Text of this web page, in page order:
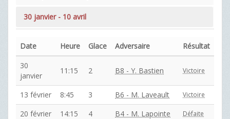
30 janvier - 10 avril
Date Heure Glace Adversaire
Résultat
30
janvier
11:15 2 B8 - Y. Bastien Victoire
13 février 8:45 3 B6 - M. Laveault Victoire
20 février 14:15 4 B4 - M. Lapointe Défaite